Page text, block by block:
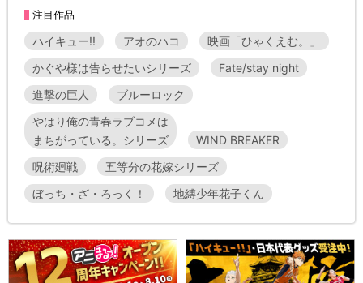
注目作品
ハイキュー!! アオのハコ
映画「ひゃくえむ。」
かぐや様は告らせたいシリーズ
Fate/stay night
進撃の巨人
ブルーロック
やはり俺の青春ラブコメは
まちがっている。シリーズ
WIND BREAKER
呪術廻戦
五等分の花嫁シリーズ
ぼっち・ざ・ろっく！
地縛少年花子くん